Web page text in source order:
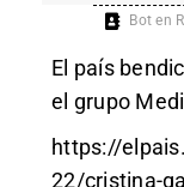
Bot en
El país
el grupo
https://
22/cristina-